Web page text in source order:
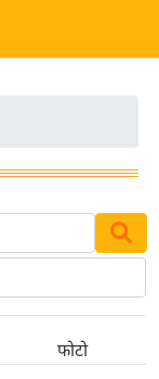
फोटो